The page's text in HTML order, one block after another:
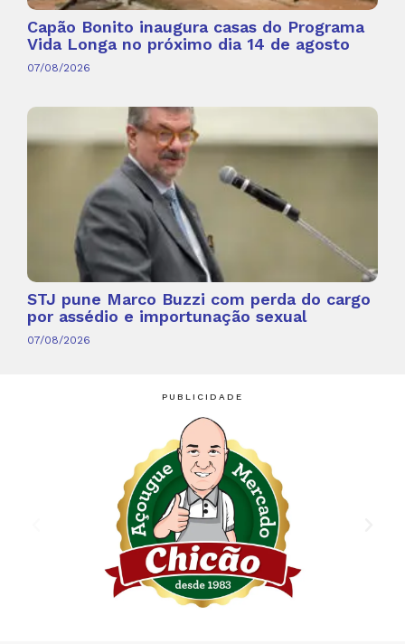
Capão Bonito inaugura casas do Programa
Vida Longa no próximo dia 14 de agosto
07/08/2026
STJ pune Marco Buzzi com perda do cargo
por assédio e importunação sexual
07/08/2026
PUBLICIDADE